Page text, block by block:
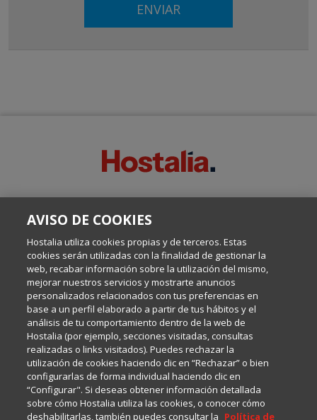
Escrito por el equipo de Comunicación de Hostalia, dirigido por
Internet y Tecnología.
Política de privacidad
Política de cookies
Aviso legal
AVISO DE COOKIES
Hostalia utiliza cookies propias y de terceros. Estas
cookies serán utilizadas con la finalidad de gestionar la
web, recabar información sobre la utilización del mismo,
mejorar nuestros servicios y mostrarte anuncios
personalizados relacionados con tus preferencias en
base a un perfil elaborado a partir de tus hábitos y el
análisis de tu comportamiento dentro de la web de
Hostalia (por ejemplo, secciones visitadas, consultas
realizadas o links visitados). Puedes rechazar la
utilización de cookies haciendo clic en “Rechazar” o bien
configurarlas de forma individual haciendo clic en
“Configurar". Si deseas obtener información detallada
sobre cómo Hostalia utiliza las cookies, o conocer cómo
deshabilitarlas, también puedes consultar la Política de